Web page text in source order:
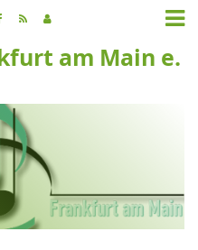
am Main e.